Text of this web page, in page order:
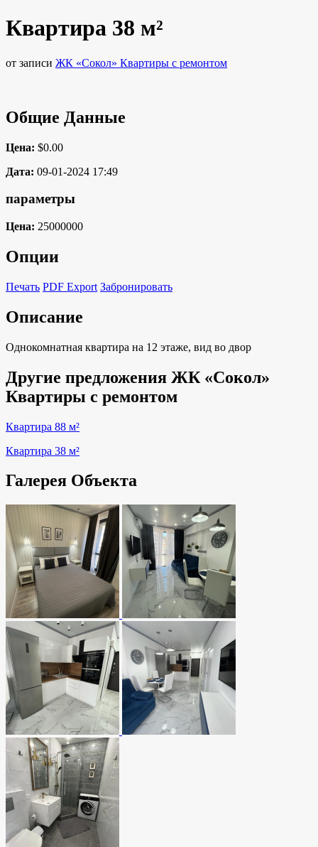
Квартира 38 м²
от записи ЖК «Сокол» Квартиры с ремонтом
Общие Данные
Цена: $0.00
Дата: 09-01-2024 17:49
параметры
Цена: 25000000
Опции
Печать PDF Export Забронировать
Описание
Однокомнатная квартира на 12 этаже, вид во двор
Другие предложения ЖК «Сокол»
Квартиры с ремонтом
Квартира 88 м²
Квартира 38 м²
Галерея Объекта